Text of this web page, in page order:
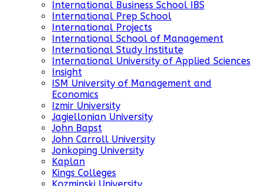
International Business School IBS
International Prep School
International Projects
International School of Management
International Study Institute
International University of Applied Sciences
Insight
ISM University of Management and
Economics
Izmir University
Jagiellonian University
John Bapst
John Carroll University
Jonkoping University
Kaplan
Kings Colleges